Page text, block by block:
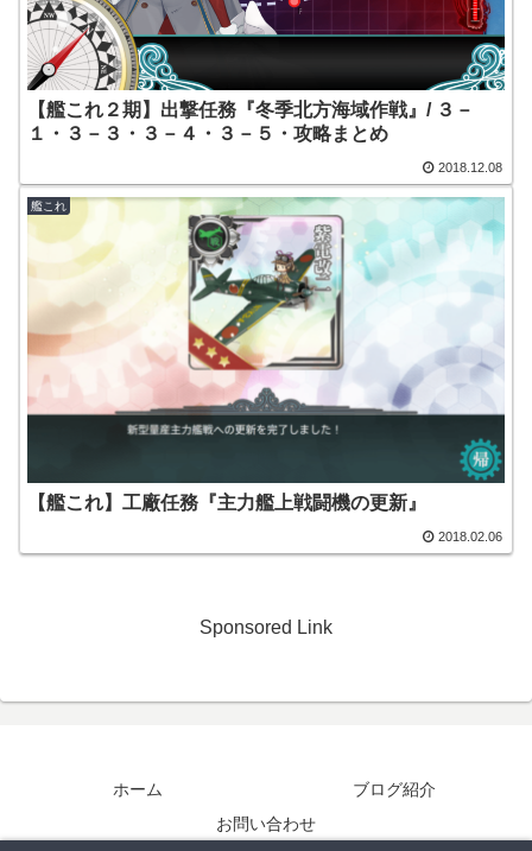
【艦これ２期】出撃任務『冬季北方海域作戦』/ ３－
１・３－３・３－４・３－５・攻略まとめ
2018.12.08
艦これ
【艦これ】工廠任務『主力艦上戦闘機の更新』
2018.02.06
Sponsored Link
ホーム
ブログ紹介
お問い合わせ